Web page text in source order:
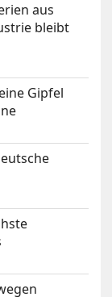
aus
bleibt
Gipfel